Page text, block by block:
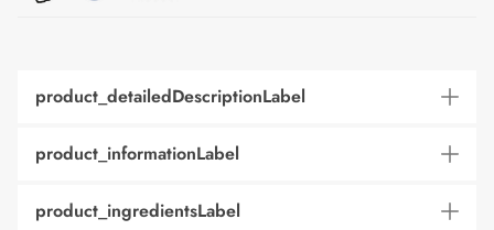
product_detailedDescriptionLabel
product_informationLabel
product_ingredientsLabel